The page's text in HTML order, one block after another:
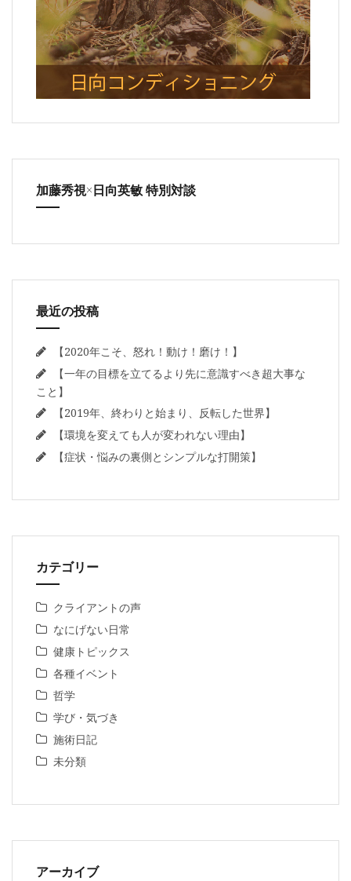
加藤秀視×日向英敏 特別対談
最近の投稿
【2020年こそ、怒れ！動け！磨け！】
【一年の目標を立てるより先に意識すべき超大事な
こと】
【2019年、終わりと始まり、反転した世界】
【環境を変えても人が変われない理由】
【症状・悩みの裏側とシンプルな打開策】
カテゴリー
クライアントの声
なにげない日常
健康トピックス
各種イベント
哲学
学び・気づき
施術日記
未分類
アーカイブ